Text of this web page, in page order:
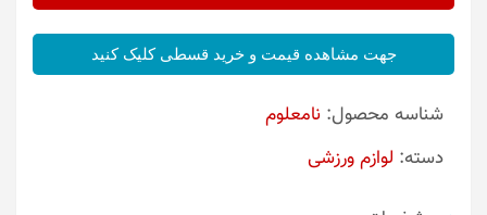
جهت مشاهده قیمت و خرید قسطی کلیک کنید
شناسه محصول: نامعلوم
دسته: لوازم ورزشی